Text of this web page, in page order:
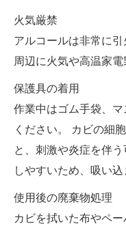
火気厳禁
アルコールは非常に
周辺に火気や高温家電
保護具の着用
作業中はゴム手袋、
ください。 カビの細
と、刺激や炎症を伴
しやすいため、吸い
使用後の廃棄物処理
カビを拭いた布やペ